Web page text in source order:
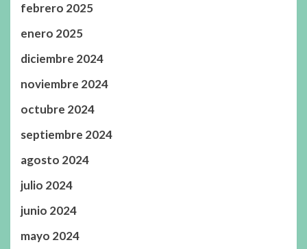
febrero 2025
enero 2025
diciembre 2024
noviembre 2024
octubre 2024
septiembre 2024
agosto 2024
julio 2024
junio 2024
mayo 2024